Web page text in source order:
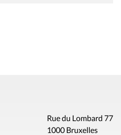
Rue du Lombard 77
1000 Bruxelles